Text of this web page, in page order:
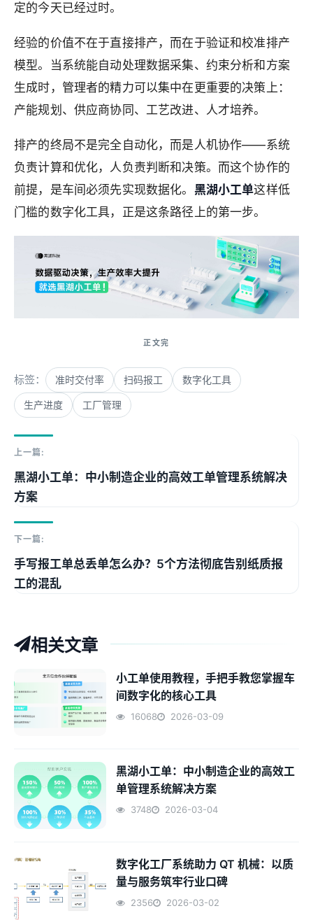
定的今天已经过时。
经验的价值不在于直接排产，而在于验证和校准排产
模型。当系统能自动处理数据采集、约束分析和方案
生成时，管理者的精力可以集中在更重要的决策上：
产能规划、供应商协同、工艺改进、人才培养。
排产的终局不是完全自动化，而是人机协作——系统
负责计算和优化，人负责判断和决策。而这个协作的
前提，是车间必须先实现数据化。 黑湖小工单这样低
门槛的数字化工具，正是这条路径上的第一步。
标签： 准时交付率 扫码报工 数字化工具
生产进度 工厂管理
上一篇:
黑湖小工单：中小制造企业的高效工单管理系统解决
方案
下一篇:
手写报工单总丢单怎么办？5个方法彻底告别纸质报
工的混乱
相关文章
小工单使用教程，手把手教您掌握车
间数字化的核心工具
16068 2026-03-09
黑湖小工单：中小制造企业的高效工
单管理系统解决方案
3748 2026-03-04
数字化工厂系统助力 QT 机械：以质
量与服务筑牢行业口碑
2356 2026-03-02